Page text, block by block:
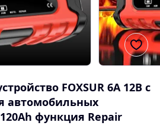
FOXSUR 6A 12В с
автомобильных
функция Repair